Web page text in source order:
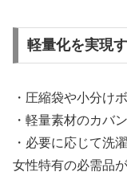
軽量化を実現
・圧縮袋や小分け
・軽量素材のカバ
・必要に応じて洗
女性特有の必需品